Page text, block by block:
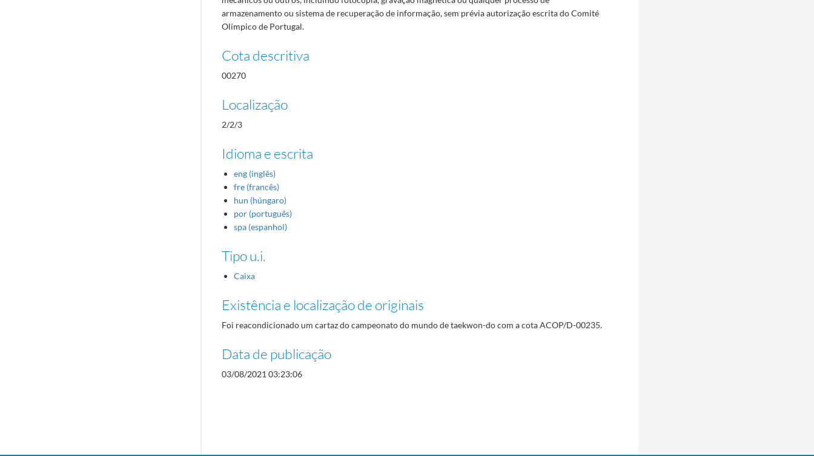
armazenamento ou sistema de recuperação de informação, sem prévia autorização escrita do Comité
Olímpico de Portugal.
Cota descritiva
00270
Localização
2/2/3
Idioma e escrita
eng (inglês)
fre (francês)
hun (húngaro)
por (português)
spa (espanhol)
Tipo u.i.
Caixa
Existência e localização de originais
Foi reacondicionado um cartaz do campeonato do mundo de taekwon-do com a cota ACOP/D-00235.
Data de publicação
03/08/2021 03:23:06